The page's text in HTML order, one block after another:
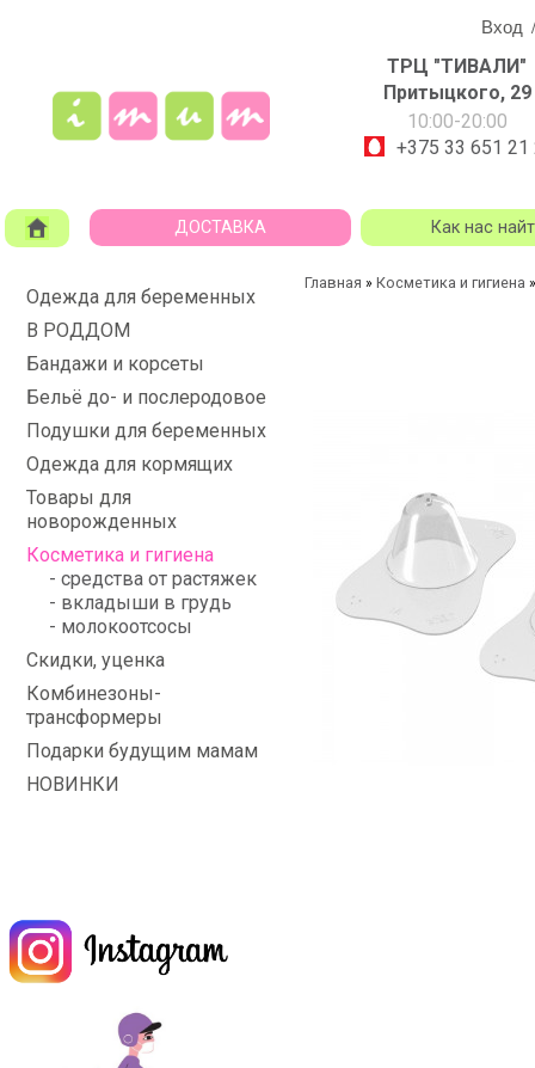
Вход
ТРЦ "ТИВАЛИ"
Притыцкого, 29
10:00-20:00
+375 33 651 21
ДОСТАВКА Как нас
Одежда для беременных
В РОДДОМ
Бандажи и корсеты
Бельё до- и послеродовое
Подушки для беременных
Одежда для кормящих
Товары для
новорожденных
Косметика и гигиена
- средства от растяжек
- вкладыши в грудь
- молокоотсосы
Скидки, уценка
Комбинезоны-
трансформеры
Подарки будущим мамам
НОВИНКИ
Главная » Косметика и гигиена